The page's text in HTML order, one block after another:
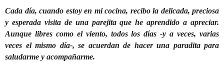
Cada día, cuando estoy en mi cocina, recibo la delicada, preciosa
y esperada visita de una parejita que he aprendido a apreciar.
Aunque libres como el viento, todos los días -y a veces, varias
veces el mismo día-, se acuerdan de hacer una paradita para
saludarme y acompañarme.